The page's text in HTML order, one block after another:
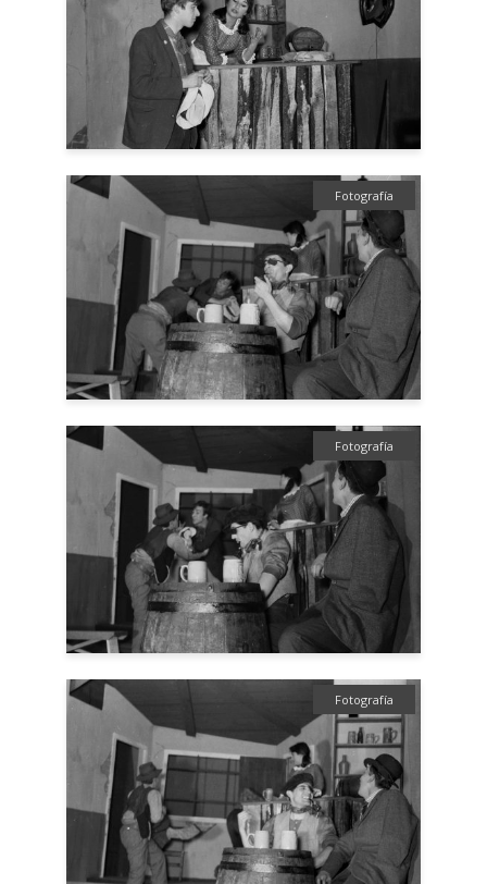
Fotografía
Fotografía
Fotografía